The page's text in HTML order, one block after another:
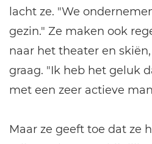
lacht ze. "We
gezin." Ze maken ook
naar het theater en
graag. "Ik heb het geluk
met een zeer actieve
Maar ze geeft toe dat ze